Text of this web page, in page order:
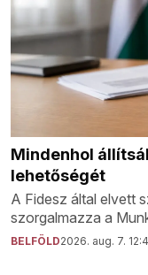
Mindenhol
lehetőségét
A Fidesz által elvett
szorgalmazza a
BELFÖLD2026. aug. 7.